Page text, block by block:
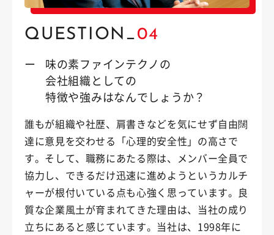
QUESTION_04
ー
味の素ファインテクノの
会社組織としての
特徴や強みはなんでしょうか？
誰もが組織や社歴、肩書きなどを気にせず自由闊
達に意見を交わせる「心理的安全性」の高さで
す。そして、職務にあたる際は、メンバー全員で
協力し、できるだけ迅速に進めようというカルチ
ャーが根付いている点も心強く思っています。良
質な企業風土が育まれてきた理由は、当社の成り
立ちにあると感じています。当社は、1998年に